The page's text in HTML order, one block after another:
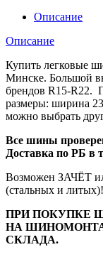
Описание
Описание
Купить легковые
Минске. Большой
брендов R15-R22.
размеры: ширина
можно выбрать
Все шины
Доставка по РБ в
Возможен ЗАЧЁТ
(стальных и
ПРИ ПОКУПКЕ
НА
СКЛАДА.